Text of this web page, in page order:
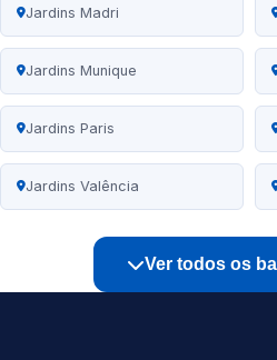
Jardins Madri
Jardins Munique
Jardins Paris
Jardins Valência
Ver todos os